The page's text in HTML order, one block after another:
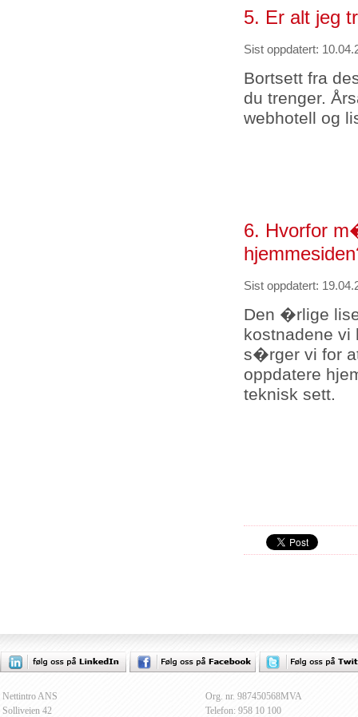
5. Er alt jeg
Sist oppdatert:
Bortsett fra
du trenger.
webhotell og
6. Hvorfor
Sist oppdatert:
Den �rlige
kostnadene vi
s�rger vi for
oppdatere
teknisk sett.
Nettintro ANS
Solliveien 42
Org. nr. 987450568MVA
Telefon: 958 10 100